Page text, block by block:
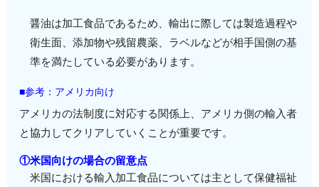
醤油は加工食品であるため、輸出に際しては製造過程や
衛生面、添加物や残留農薬、ラベルなどが相手国側の基
準を満たしている必要があります。
■参考：アメリカ向け
アメリカの法制度に対応する関係上、アメリカ側の輸入者
と協力してクリアしていくことが重要です。
①米国向けの場合の留意点
米国における輸入加工食品については主として保健福祉